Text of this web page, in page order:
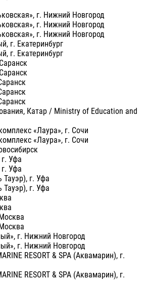
г. Нижний Новгород
г. Нижний Новгород
г. Нижний Новгород
г. Екатеринбург
г. Екатеринбург
Катар / Ministry of Education and
«Лаура», г. Сочи
«Лаура», г. Сочи
Уфа
Уфа
г. Уфа
г. Уфа
г. Нижний Новгород
г. Нижний Новгород
RESORT & SPA (Аквамарин), г.
RESORT & SPA (Аквамарин), г.